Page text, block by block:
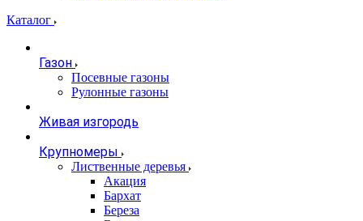
Каталог
Газон
Посевные газоны
Рулонные газоны
Живая изгородь
Крупномеры
Лиственные деревья
Акация
Бархат
Береза